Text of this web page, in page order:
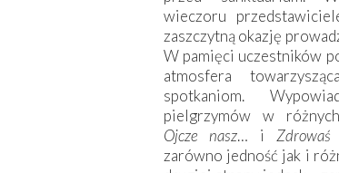
wieczoru
zaszczytną okazję
W pamięci uczestników
atmosfera
spotkaniom.
pielgrzymów w
Ojcze nasz… i
zarówno jedność jak i